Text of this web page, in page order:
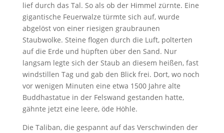
lief durch das Tal. So als ob der Himmel zürnte. Eine
gigantische Feuerwalze türmte sich auf, wurde
abgelöst von einer riesigen graubraunen
Staubwolke. Steine flogen durch die Luft, polterten
auf die Erde und hüpften über den Sand. Nur
langsam legte sich der Staub an diesem heißen, fast
windstillen Tag und gab den Blick frei. Dort, wo noch
vor wenigen Minuten eine etwa 1500 Jahre alte
Buddhastatue in der Felswand gestanden hatte,
gähnte jetzt eine leere, öde Höhle.
Die Taliban, die gespannt auf das Verschwinden der